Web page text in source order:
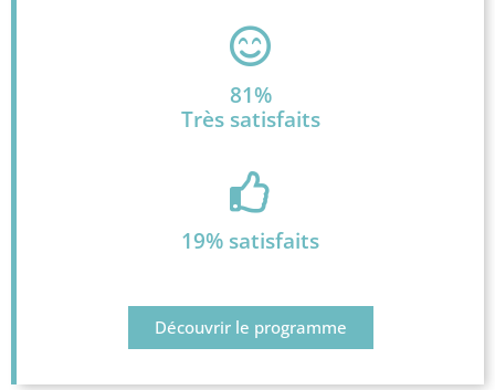
81%
Très satisfaits
19% satisfaits
Découvrir le programme